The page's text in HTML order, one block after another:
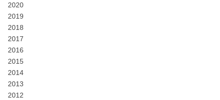
2020
2019
2018
2017
2016
2015
2014
2013
2012